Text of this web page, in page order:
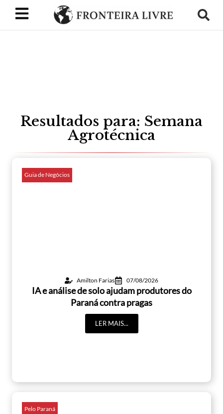
Resultados para: Semana
Agrotécnica
Guia de Negócios
Amilton Farias 07/08/2026
IA e análise de solo ajudam produtores do
Paraná contra pragas
LER MAIS...
Pelo Paraná